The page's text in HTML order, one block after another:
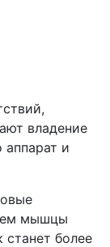
владение
аппарат и
мышцы
станет более